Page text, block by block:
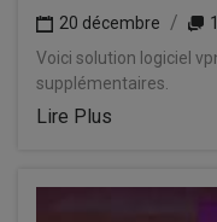
20 décembre
Voici solution logiciel
supplémentaires.
Lire Plus